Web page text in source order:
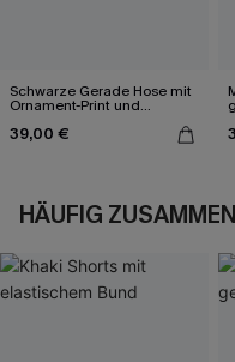
Schwarze Gerade Hose mit
Ornament-Print und
39,00 €
HÄUFIG